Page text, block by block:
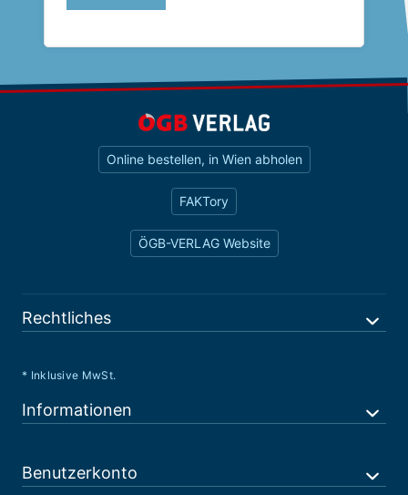
Online bestellen, in Wien abholen
FAKTory
ÖGB-VERLAG Website
Rechtliches
* Inklusive MwSt.
Informationen
Benutzerkonto